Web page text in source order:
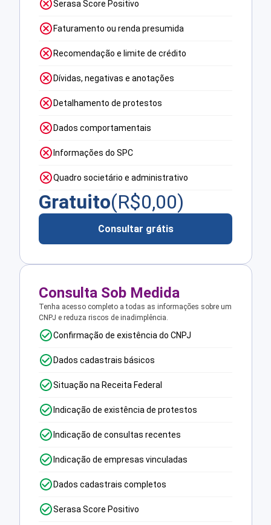
Serasa Score Positivo
Faturamento ou renda presumida
Recomendação e limite de crédito
Dívidas, negativas e anotações
Detalhamento de protestos
Dados comportamentais
Informações do SPC
Quadro societário e administrativo
Gratuito(R$0,00)
Consultar grátis
Consulta Sob Medida
Tenha acesso completo a todas as informações sobre um
CNPJ e reduza riscos de inadimplência.
Confirmação de existência do CNPJ
Dados cadastrais básicos
Situação na Receita Federal
Indicação de existência de protestos
Indicação de consultas recentes
Indicação de empresas vinculadas
Dados cadastrais completos
Serasa Score Positivo